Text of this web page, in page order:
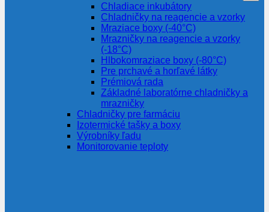
Chladiace inkubátory
Chladničky na reagencie a vzorky
Mraziace boxy (-40°C)
Mrazničky na reagencie a vzorky
(-18°C)
Hlbokomraziace boxy (-80°C)
Pre prchavé a horľavé látky
Prémiová rada
Základné laboratórne chladničky a
mrazničky
Chladničky pre farmáciu
Izotermické tašky a boxy
Výrobníky ľadu
Monitorovanie teploty